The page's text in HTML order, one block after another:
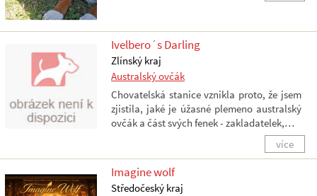
Ivelbero´s Darling
Zlínský kraj
Australský ovčák
Chovatelská stanice vznikla proto, že jsem
zjistila, jaké je úžasné plemeno australský
ovčák a část svých fenek - zakladatelek,…
více
Imagine wolf
Středočeský kraj